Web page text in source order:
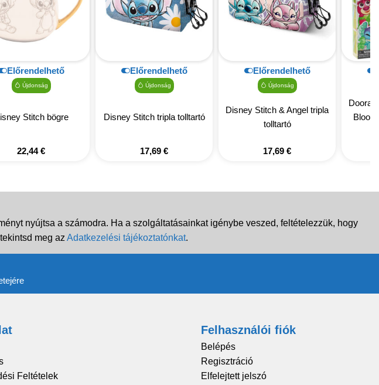
Előrendelhető
Újdonság
Stitch bögre
22,44€
Előrendelhető
Újdonság
Disney Stitch tripla tolltartó
17,69 €
Előrendelhető
Újdonság
Disney Stitch & Angel tripla
tolltartó
17,69 €
nyújtsa a számodra. Ha a szolgáltatásainkat igénybe veszed, feltételezzük, hogy
meg az Adatkezelési tájékoztatónkat.
Feltételek
Felhasználói fiók
Belépés
Regisztráció
Elfelejtett jelszó